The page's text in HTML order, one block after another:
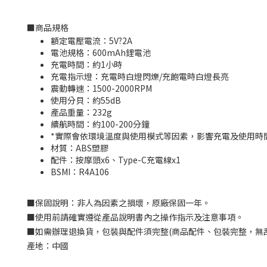
■商品規格
額定電壓電流：5V?2A
電池規格：600mAh鋰電池
充電時間：約1小時
充電指示燈：充電時白燈閃爍/充飽電時白燈長亮
震動轉速：1500-2000RPM
使用分貝：約55dB
產品重量：232g
續航時間：約100-200分鐘
*實際會依環境溫度與使用模式等因素，影響充電及使用時
材質：ABS塑膠
配件：按摩頭x6、Type-C充電線x1
BSMI： R4A106
■保固說明：非人為因素之損壞，原廠保固一年。
■使用前請確實遵從產品說明書內之操作指示及注意事項。
■如需辦理退換貨，包裝與配件須完整(商品配件、包裝完整，無
產地：中國